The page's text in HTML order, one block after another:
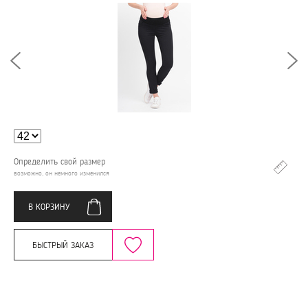
Определить свой размер
возможно, он немного изменился
В КОРЗИНУ
БЫСТРЫЙ ЗАКАЗ